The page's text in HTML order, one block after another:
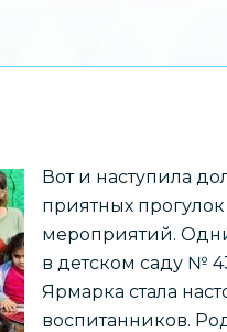
Вот и наступила
приятных
мероприятий.
в детском саду №
Ярмарка стала
воспитанников.